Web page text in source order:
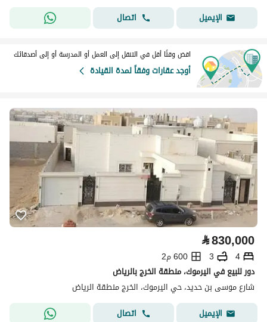
الإيميل
اتصال
اقض وقتًا أقل في التنقل إلى العمل أو المدرسة أو إلى أصدقائك
أوجد عقارات وفقاً لمدة القيادة
⃁830,000
4
3
600 م2
دور للبيع في اليرموك، منطقة الخرج بالرياض
شارع موسى بن حديد، حي اليرموك، الخرج منطقة الرياض
الإيميل
اتصال